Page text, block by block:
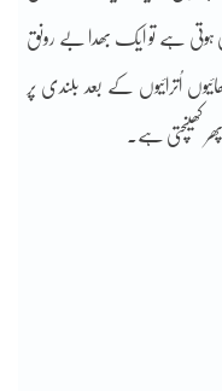
ہوتی ہے تو ایک بھدا بے رونق
اُترائیوں کے بعد بلندی پر
کھینچتی ہے۔